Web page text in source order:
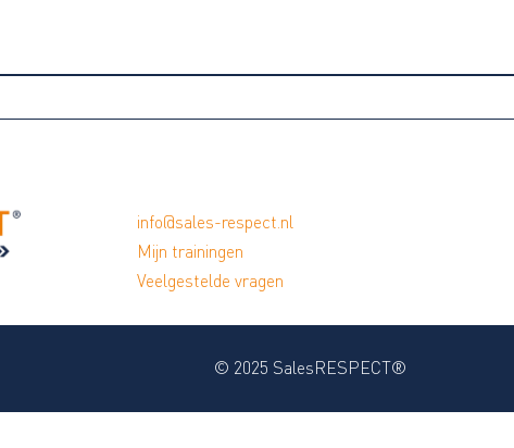
0% VOLTOOID 0/0 stappen
info@sales-respect.nl
Mijn trainingen
Veelgestelde vragen
© 2025 SalesRESPECT®